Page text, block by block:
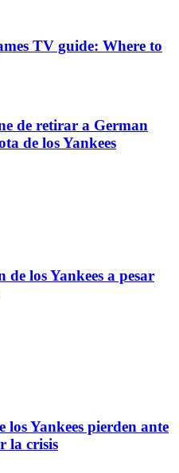
TV guide: Where to
de retirar a German
de los Yankees
de los Yankees a pesar
Yankees pierden ante
la crisis